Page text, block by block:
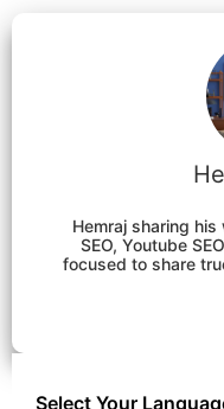
Hemraj sharing
SEO, Youtube
focused to share
Select Your